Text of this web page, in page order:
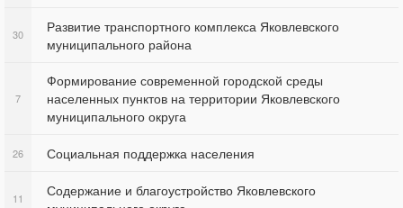
Развитие транспортного комплекса Яковлевского
муниципального района
30
Формирование современной городской среды
населенных пунктов на территории Яковлевского
муниципального округа
7
Социальная поддержка населения
26
Содержание и благоустройство Яковлевского
11